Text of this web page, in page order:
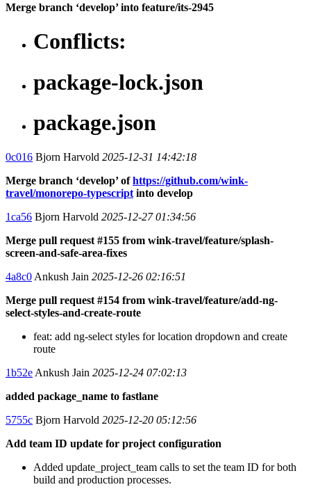
Merge branch ‘develop’ into feature/its-2945
Conflicts:
package-lock.json
package.json
0c016 Bjorn Harvold 2025-12-31 14:42:18
Merge branch ‘develop’ ofhttps://github.com/wink-
travel/monorepo-typescript into develop
1ca56 Bjorn Harvold 2025-12-27 01:34:56
Merge pull request #155 from wink-travel/feature/splash-
screen-and-safe-area-fixes
4a8c0 Ankush Jain 2025-12-26 02:16:51
Merge pull request #154 from wink-travel/feature/add-ng-
select-styles-and-create-route
feat: add ng-select styles for location dropdown and create
route
1b52e Ankush Jain 2025-12-24 07:02:13
added package_name to fastlane
5755c Bjorn Harvold 2025-12-20 05:12:56
Add team ID update for project configuration
Added update_project_team calls to set the team ID for both
build and production processes.